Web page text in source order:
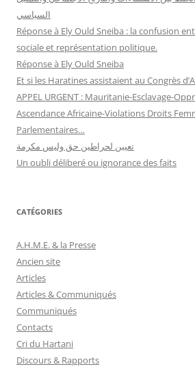
السياسي
Réponse à Ely Ould Sneiba : la confusion
sociale et représentation politique.
Réponse à Ely Ould Sneiba
Et si les Haratines assistaient au Congrès
APPEL URGENT : Mauritanie-Esclavage-
Ascendance Africaine-Violations Droits
Parlementaires…
تعيين لحراطين حق وليس مكرمة
Un oubli déliberé ou ignorance des faits
CATÉGORIES
A.H.M.E. & la Presse
Ancien site
Articles
Articles & Communiqués
Communiqués
Contacts
Cri du Hartani
Discours & Rapports